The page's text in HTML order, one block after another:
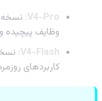
V4-Pro:
وظایف
V4-Flash:
کاربردهای